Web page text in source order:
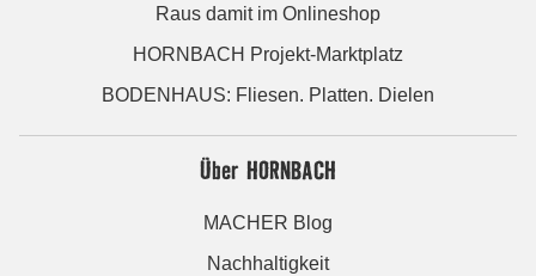
Raus damit im Onlineshop
HORNBACH Projekt-Marktplatz
BODENHAUS: Fliesen. Platten. Dielen
Über HORNBACH
MACHER Blog
Nachhaltigkeit